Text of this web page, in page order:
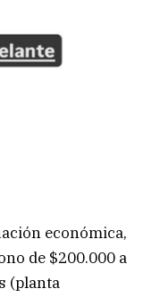
económica,
de $200.000 a
(planta